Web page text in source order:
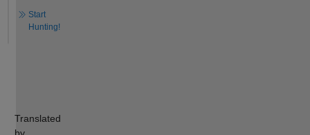
Start
Hunting!
Translated
by